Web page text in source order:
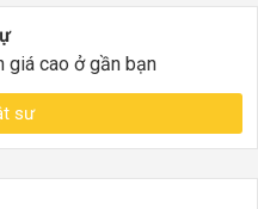
giá cao ở gần bạn
sư